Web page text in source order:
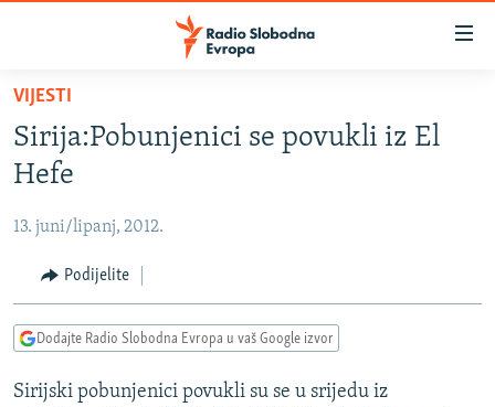
Pređite
glavni
sadržaj
na
navigaciju
Pređite
na
BOSNA I HERCEGOVINA
KOSOVO
CRNA GORA
VIDEO
FOTOGALERIJE
PODCASTI
RAT U UKRAJINI
VIJESTI
Sirija:Pobunjenici se povukli iz El
Hefe
13. juni/lipanj, 2012.
Podijelite
Dodajte Radio Slobodna Evropa u vaš Google izvor
Sirijski pobunjenici povukli su se u srijedu iz